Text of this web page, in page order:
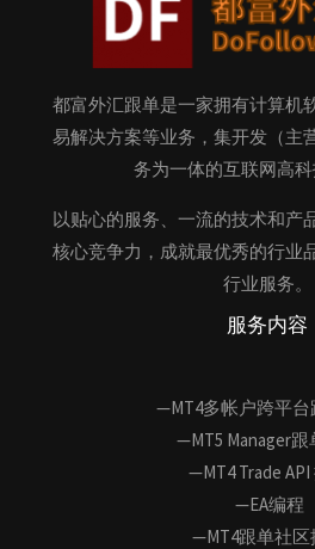
都富外汇跟单是一家拥有计算机
易解决方案等业务，集开发（主
务为一体的互联网高科
以贴心的服务、一流的技术和产
核心竞争力，成就最优秀的行业
行业服务。
服务内容
—MT4多帐户跨平
—MT5 Manager
—MT4 Trade API
—EA编程
—MT4跟单社区